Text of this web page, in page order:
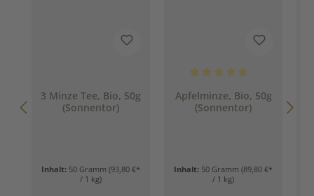
3 Minze Tee, Bio, 50g
(Sonnentor)
Inhalt: 50 Gramm (93,80 €*
/ 1 kg)
Apfelminze, Bio, 50g
(Sonnentor)
Inhalt: 50 Gramm (89,80 €*
/ 1 kg)